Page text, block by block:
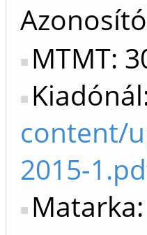
MTMT:
content/
2015-
Matarka: